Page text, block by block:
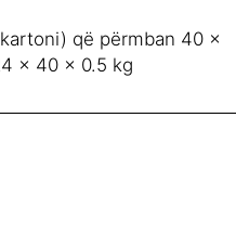
që përmban 40 x
x 40 x 0.5 kg